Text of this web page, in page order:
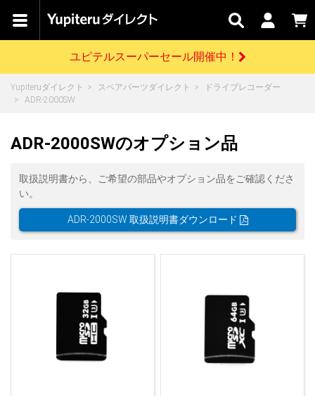
カテゴリで
キャン
ペーン
関連
サービス
お問い
合わせ
はじめての
WEB限定モデル
ダイレクト
バーチャルストア
駐車監視機能 標準搭載
GPSデータ更新のお申込はこちら
ユピテル公式サイトはこちら
開催中のキャンペーン
【8/17(月) 7:59ま
scroll
お買い物ガイド
各種ご利用方法はこちら
よくあるご質問
お問い合わせ前のご確認はこちら
お問い合わせ
各種お問い合わせはこちら
ドライブレコーダーを比較して探す
ログインする
会員価格やポイントを利用してご購入頂けます
新規会員登録をする
ユピテルスーパーセール開催中！
Yupiteruダイレクト スペアパーツダイレクト
ドライブレコーダー
ADR-2000SW
ADR-2000SWのオプション品
取扱説明書から、ご希望の部品やオプション品をご確認くださ
い。
ADR-2000SW 取扱説明書ダウンロード